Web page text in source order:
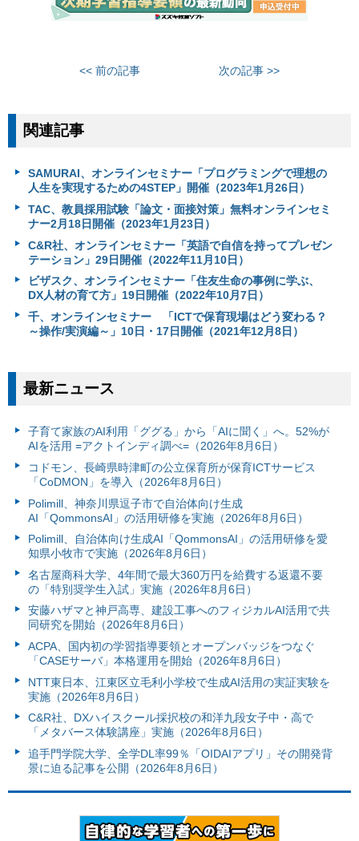
<< 前の記事 次の記事 >>
関連記事
SAMURAI、オンラインセミナー「プログラミングで理想の
人生を実現するための4STEP」開催（2023年1月26日）
TAC、教員採用試験「論文・面接対策」無料オンラインセミ
ナー2月18日開催（2023年1月23日）
C&R社、オンラインセミナー「英語で自信を持ってプレゼン
テーション」29日開催（2022年11月10日）
ビザスク、オンラインセミナー「住友生命の事例に学ぶ、
DX人材の育て方」19日開催（2022年10月7日）
千、オンラインセミナー 「ICTで保育現場はどう変わる？
～操作/実演編～」10日・17日開催（2021年12月8日）
最新ニュース
子育て家族のAI利用「ググる」から「AIに聞く」へ。52%が
AIを活用 =アクトインディ調べ=（2026年8月6日）
コドモン、長崎県時津町の公立保育所が保育ICTサービス
「CoDMON」を導入（2026年8月6日）
Polimill、神奈川県逗子市で自治体向け生成
AI「QommonsAI」の活用研修を実施（2026年8月6日）
Polimill、自治体向け生成AI「QommonsAI」の活用研修を愛
知県小牧市で実施（2026年8月6日）
名古屋商科大学、4年間で最大360万円を給費する返還不要
の「特別奨学生入試」実施（2026年8月6日）
安藤ハザマと神戸高専、建設工事へのフィジカルAI活用で共
同研究を開始（2026年8月6日）
ACPA、国内初の学習指導要領とオープンバッジをつなぐ
「CASEサーバ」本格運用を開始（2026年8月6日）
NTT東日本、江東区立毛利小学校で生成AI活用の実証実験を
実施（2026年8月6日）
C&R社、DXハイスクール採択校の和洋九段女子中・高で
「メタバース体験講座」実施（2026年8月6日）
追手門学院大学、全学DL率99％「OIDAIアプリ」その開発背
景に迫る記事を公開（2026年8月6日）